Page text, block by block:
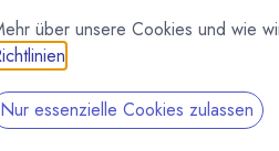
über unsere Cookies und wie
Nur essenzielle Cookies zulassen